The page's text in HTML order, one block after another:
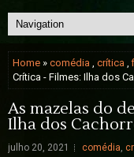
Home » comédia , crítica ,
Crítica - Filmes: Ilha dos
As mazelas do
Ilha dos
julho 20, 2021 comédia,